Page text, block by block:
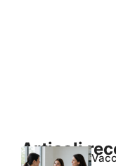
Articoli